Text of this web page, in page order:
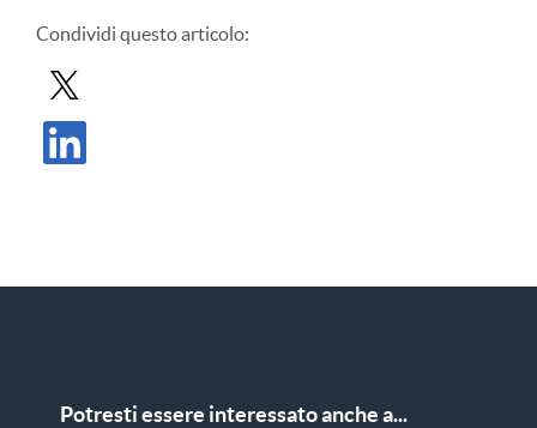
Condividi questo articolo:
Condividi il post in X
Potresti essere interessato anche a...